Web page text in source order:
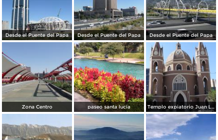
Desde el Puente del Papa Desde el Puente del Papa Desde el Puente del Papa
Zona Centro paseo santa lucia Templo expiatorio Juan Luis Gonzaga